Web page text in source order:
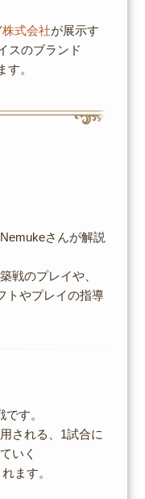
式会社が展示す
スのブランド
す。
さんが解説
戦のプレイや、
トやプレイの指導
す。
される、1試合に
いく
ます。